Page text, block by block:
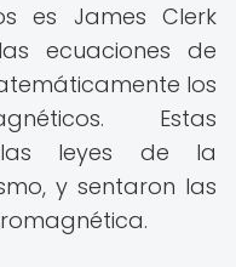
es James Clerk
ecuaciones de
los
Estas
las leyes de la
y sentaron las